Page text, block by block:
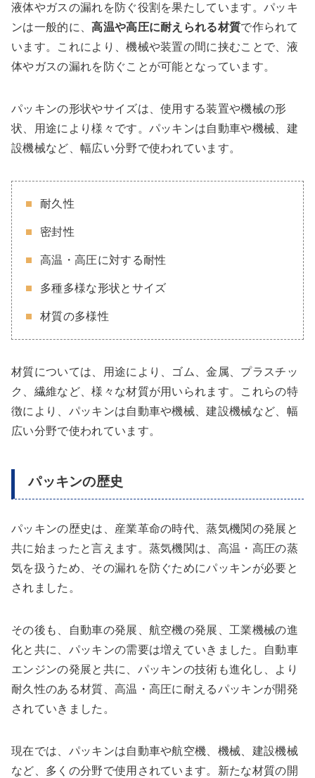
液体やガスの漏れを防ぐ役割を果たしています。パッキ
ンは一般的に、高温や高圧に耐えられる材質で作られて
います。これにより、機械や装置の間に挟むことで、液
体やガスの漏れを防ぐことが可能となっています。
パッキンの形状やサイズは、使用する装置や機械の形
状、用途により様々です。パッキンは自動車や機械、建
設機械など、幅広い分野で使われています。
耐久性
密封性
高温・高圧に対する耐性
多種多様な形状とサイズ
材質の多様性
材質については、用途により、ゴム、金属、プラスチッ
ク、繊維など、様々な材質が用いられます。これらの特
徴により、パッキンは自動車や機械、建設機械など、幅
広い分野で使われています。
パッキンの歴史
パッキンの歴史は、産業革命の時代、蒸気機関の発展と
共に始まったと言えます。蒸気機関は、高温・高圧の蒸
気を扱うため、その漏れを防ぐためにパッキンが必要と
されました。
その後も、自動車の発展、航空機の発展、工業機械の進
化と共に、パッキンの需要は増えていきました。自動車
エンジンの発展と共に、パッキンの技術も進化し、より
耐久性のある材質、高温・高圧に耐えるパッキンが開発
されていきました。
現在では、パッキンは自動車や航空機、機械、建設機械
など、多くの分野で使用されています。新たな材質の開